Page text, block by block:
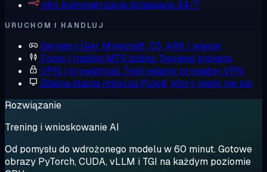
n8n Automatyzacje działające 24/7
URUCHOM I HANDLUJ
Serwery Gier Minecraft, CS, ARK i więcej
Forex i trading MT5 blisko Twojego brokera
VPN i prywatność Twój własny prywatny VPN
Zdalna stacja robocza Pulpit, który nigdy nie śpi
Rozwiązanie
Trening i wnioskowanie AI
Od pomysłu do wdrożonego modelu w 60 minut. Gotowe
obrazy PyTorch, CUDA, vLLM i TGI na każdym poziomie